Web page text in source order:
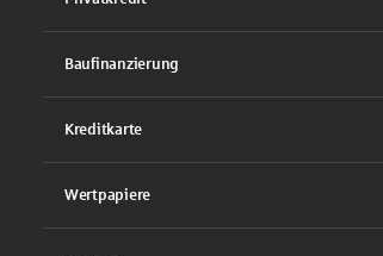
Baufinanzierung
Kreditkarte
Wertpapiere